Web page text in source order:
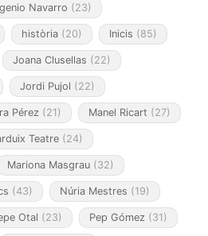
Navarro (23)
història (20) Inicis (85)
Joana Clusellas (22)
Jordi Pujol (22)
Pérez (21) Manel Ricart (27)
Teatre (24)
Mariona Masgrau (32)
(43) Núria Mestres (19)
Otal (23) Pep Gómez (31)